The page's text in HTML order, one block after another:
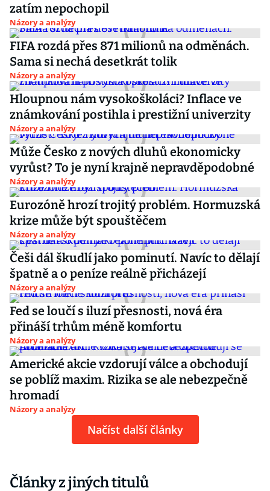
zatím nepochopil
Názory a analýzy
FIFA rozdá přes 871 milionů na odměnách.
Sama si nechá desetkrát tolik
Názory a analýzy
Hloupnou nám vysokoškoláci? Inflace ve
známkování postihla i prestižní univerzity
Názory a analýzy
Může Česko z nových dluhů ekonomicky
vyrůst? To je nyní krajně nepravděpodobné
Názory a analýzy
Eurozóně hrozí trojitý problém. Hormuzská
krize může být spouštěčem
Názory a analýzy
Češi dál škudlí jako pominutí. Navíc to dělají
špatně a o peníze reálně přicházejí
Názory a analýzy
Fed se loučí s iluzí přesnosti, nová éra
přináší trhům méně komfortu
Názory a analýzy
Americké akcie vzdorují válce a obchodují
se poblíž maxim. Rizika se ale nebezpečně
hromadí
Názory a analýzy
Načíst další články
Články z jiných titulů